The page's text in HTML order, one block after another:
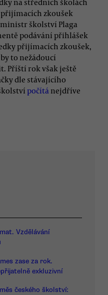
na středních školách
zkoušek
školství Plaga
podávání přihlášek
přijímacích zkoušek,
to nežádoucí
Příští rok však ještě
dle stávajícího
počítá nejdříve
Vzdělávání
zase za rok.
exkluzivní
českého školství: